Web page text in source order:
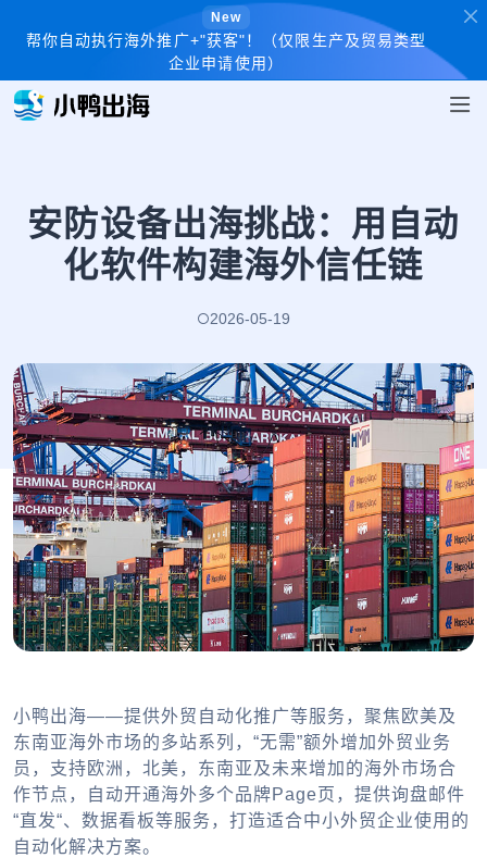
New
帮你自动执行海外推广+"获客"！（仅限生产及贸易类型
企业申请使用）
安防设备出海挑战：用自动
化软件构建海外信任链
2026-05-19
小鸭出海——提供外贸自动化推广等服务，聚焦欧美及
东南亚海外市场的多站系列，“无需”额外增加外贸业务
员，支持欧洲，北美，东南亚及未来增加的海外市场合
作节点，自动开通海外多个品牌Page页，提供询盘邮件
“直发“、数据看板等服务，打造适合中小外贸企业使用的
自动化解决方案。